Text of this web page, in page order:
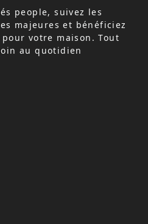
people, suivez les
majeures et bénéficiez
votre maison. Tout
au quotidien